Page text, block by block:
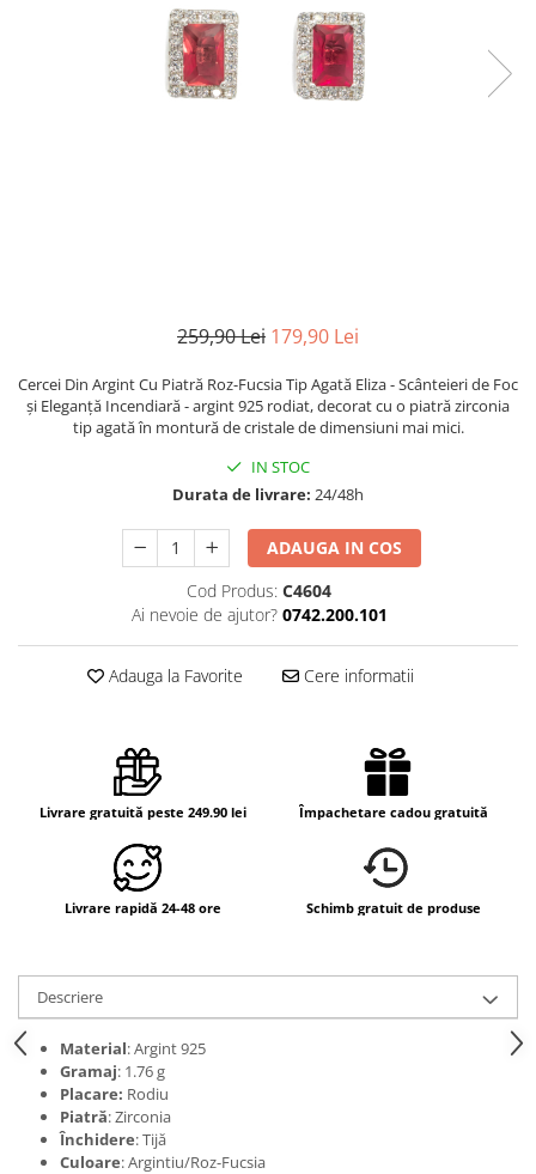
259,90 Lei 179,90 Lei
Cercei Din Argint Cu Piatră Roz-Fucsia Tip Agată Eliza - Scânteieri de Foc
și Eleganță Incendiară - argint 925 rodiat, decorat cu o piatră zirconia
tip agată în montură de cristale de dimensiuni mai mici.
IN STOC
Durata de livrare: 24/48h
ADAUGA IN COS
Cod Produs: C4604
Ai nevoie de ajutor? 0742.200.101
Adauga la Favorite Cere informatii
Livrare gratuită peste 249.90 lei Împachetare cadou gratuită
Livrare rapidă 24-48 ore Schimb gratuit de produse
Descriere
Material: Argint 925
Gramaj: 1.76 g
Placare: Rodiu
Piatră: Zirconia
Închidere: Tijă
Culoare: Argintiu/Roz-Fucsia